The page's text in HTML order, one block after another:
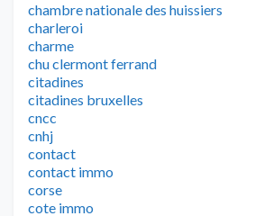
chambre nationale des huissiers
charleroi
charme
chu clermont ferrand
citadines
citadines bruxelles
cncc
cnhj
contact
contact immo
corse
cote immo